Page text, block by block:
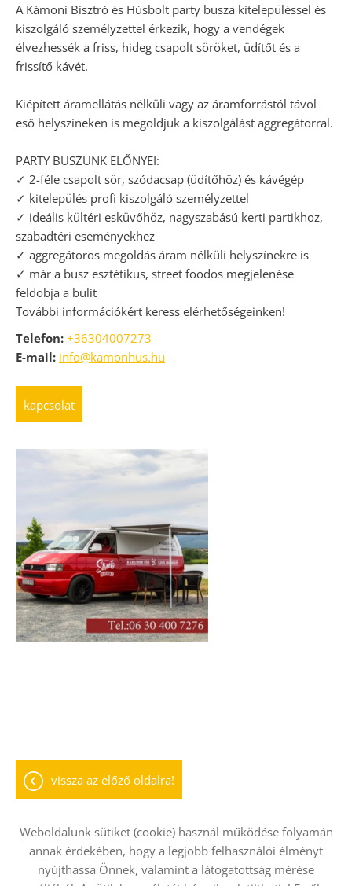
A Kámoni Bisztró és Húsbolt party busza kitelepüléssel és
kiszolgáló személyzettel érkezik, hogy a vendégek
élvezhessék a friss, hideg csapolt söröket, üdítőt és a
frissítő kávét.
Kiépített áramellátás nélküli vagy az áramforrástól távol
eső helyszíneken is megoldjuk a kiszolgálást aggregátorral.
PARTY BUSZUNK ELŐNYEI:
✓ 2-féle csapolt sör, szódacsap (üdítőhöz) és kávégép
✓ kitelepülés profi kiszolgáló személyzettel
✓ ideális kültéri esküvőhöz, nagyszabású kerti partikhoz,
szabadtéri eseményekhez
✓ aggregátoros megoldás áram nélküli helyszínekre is
✓ már a busz esztétikus, street foodos megjelenése
feldobja a bulit
További információkért keress elérhetőségeinken!
Telefon: +36304007273
E-mail: info@kamonhus.hu
kapcsolat
vissza az előző oldalra!
Weboldalunk sütiket (cookie) használ működése folyamán
annak érdekében, hogy a legjobb felhasználói élményt
nyújthassa Önnek, valamint a látogatottság mérése